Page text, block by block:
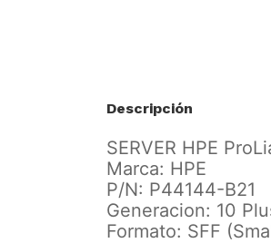
Descripción
SERVER HPE
Marca: HPE
P/N: P44144-B21
Generacion: 10
Formato: SFF